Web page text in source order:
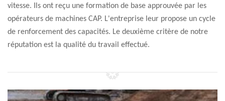
vitesse. Ils ont reçu une formation de base approuvée par les
opérateurs de machines CAP. L'entreprise leur propose un cycle
de renforcement des capacités. Le deuxième critère de notre
réputation est la qualité du travail effectué.